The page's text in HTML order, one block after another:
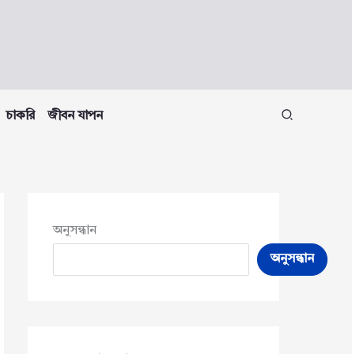
চাকরি জীবন যাপন
অনুসন্ধান
অনুসন্ধান